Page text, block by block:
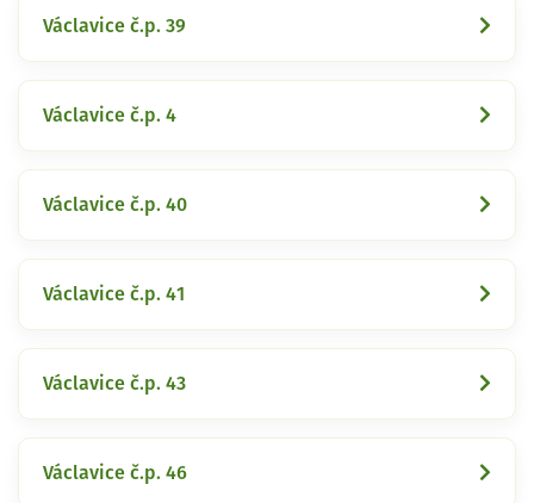
Václavice č.p. 39
Václavice č.p. 4
Václavice č.p. 40
Václavice č.p. 41
Václavice č.p. 43
Václavice č.p. 46